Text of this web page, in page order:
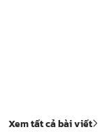
Xem tất cả bài viết